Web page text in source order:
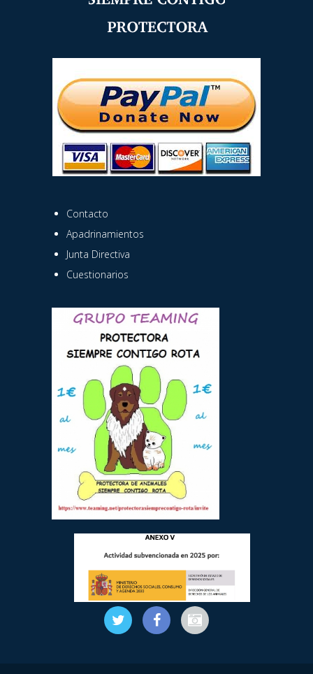
Contacto
Apadrinamientos
Junta Directiva
Cuestionarios